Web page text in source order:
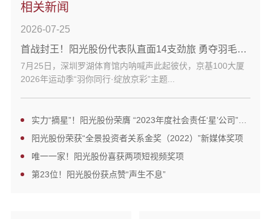
相关新闻
2026-07-25
首战封王！阳光股份代表队直面14支劲旅 勇夺羽毛球赛冠军
7月25日，深圳罗湖体育馆内呐喊声此起彼伏，京基100大厦
2026年运动季“羽你同行·绽放京彩”主题...
阳光股份荣获“全景投资者关系金奖（2022）”新媒体奖项
唯一一家！阳光股份喜获两项短视频奖项
第23位！阳光股份获点赞“声生不息”